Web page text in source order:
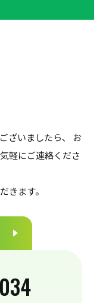
ざいましたら、
お
軽にご連絡くださ
きます。